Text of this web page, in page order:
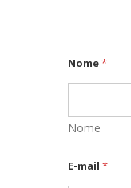
e
E
a
L
Nome*
Nome
E-mail *